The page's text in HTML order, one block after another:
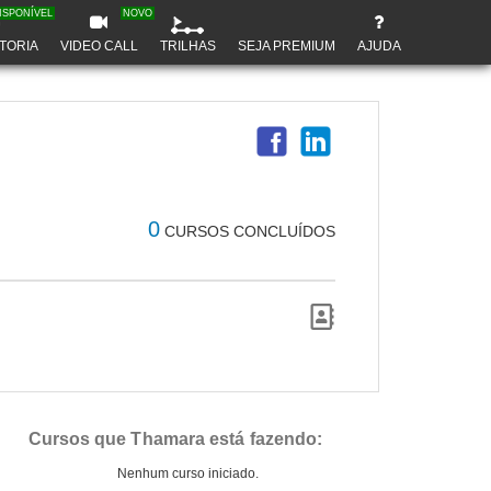
VIDEO CALL
NOVO
TRILHAS SEJA PREMIUM AJUDA
0 CURSOS CONCLUÍDOS
Cursos que Thamara está fazendo:
Nenhum curso iniciado.